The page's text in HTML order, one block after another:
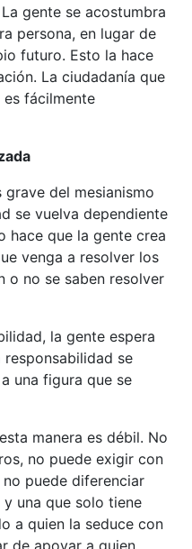
gente se acostumbra
persona, en lugar de
futuro. Esto la hace
La ciudadanía que
fácilmente
del mesianismo
se vuelva dependiente
hace que la gente crea
venga a resolver los
o no se saben resolver
la gente espera
se
una figura que se
manera es débil. No
no puede exigir con
puede diferenciar
una que solo tiene
a quien la seduce con
de apoyar a quien